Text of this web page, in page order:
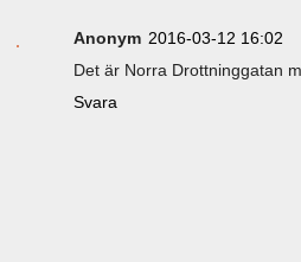
Anonym 2016-03-12 16:02
Det är Norra Drottninggatan
Svara